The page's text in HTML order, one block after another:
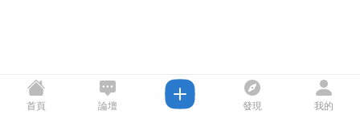
首頁 論壇 發現 我的